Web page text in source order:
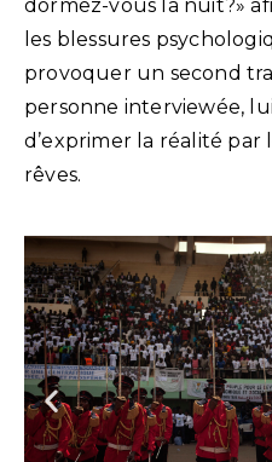
dormez-vous la nuit?»
les blessures
provoquer un second
personne interviewée,
d’exprimer la réalité par
rêves.